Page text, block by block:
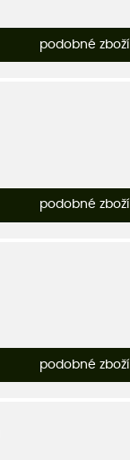
podobné zboží
podobné zboží
podobné zboží